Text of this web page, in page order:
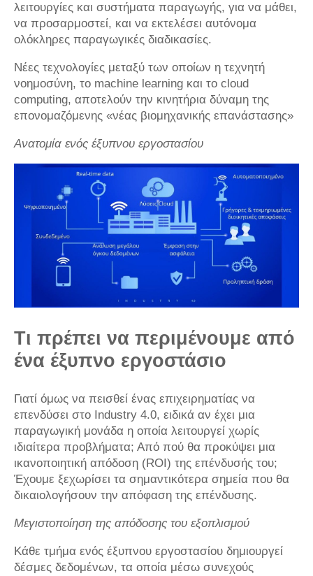
λειτουργίες και συστήματα παραγωγής, για να μάθει,
να προσαρμοστεί, και να εκτελέσει αυτόνομα
ολόκληρες παραγωγικές διαδικασίες.
Νέες τεχνολογίες μεταξύ των οποίων η τεχνητή
νοημοσύνη, το machine learning και το cloud
computing, αποτελούν την κινητήρια δύναμη της
επονομαζόμενης «νέας βιομηχανικής επανάστασης»
Ανατομία ενός έξυπνου εργοστασίου
Τι πρέπει να περιμένουμε από
ένα έξυπνο εργοστάσιο
Γιατί όμως να πεισθεί ένας επιχειρηματίας να
επενδύσει στο Industry 4.0, ειδικά αν έχει μια
παραγωγική μονάδα η οποία λειτουργεί χωρίς
ιδιαίτερα προβλήματα; Από πού θα προκύψει μια
ικανοποιητική απόδοση (ROI) της επένδυσής του;
Έχουμε ξεχωρίσει τα σημαντικότερα σημεία που θα
δικαιολογήσουν την απόφαση της επένδυσης.
Μεγιστοποίηση της απόδοσης του εξοπλισμού
Κάθε τμήμα ενός έξυπνου εργοστασίου δημιουργεί
δέσμες δεδομένων, τα οποία μέσω συνεχούς